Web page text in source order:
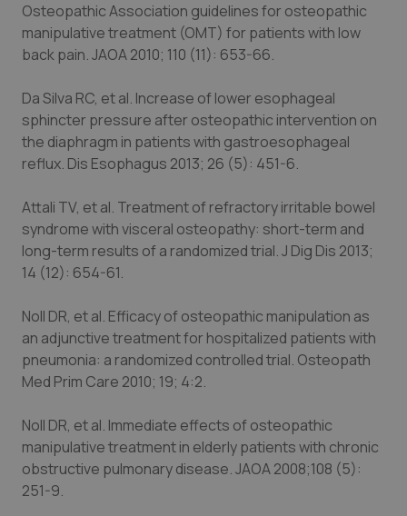
Osteopathic Association guidelines for osteopathic
manipulative treatment (OMT) for patients with low
back pain. JAOA 2010; 110 (11): 653-66.
Da Silva RC, et al. Increase of lower esophageal
sphincter pressure after osteopathic intervention on
the diaphragm in patients with gastroesophageal
reflux. Dis Esophagus 2013; 26 (5): 451-6.
Attali TV, et al. Treatment of refractory irritable bowel
syndrome with visceral osteopathy: short-term and
long-term results of a randomized trial. J Dig Dis 2013;
14 (12): 654-61.
Noll DR, et al. Efficacy of osteopathic manipulation as
an adjunctive treatment for hospitalized patients with
pneumonia: a randomized controlled trial. Osteopath
Med Prim Care 2010; 19; 4:2.
Noll DR, et al. Immediate effects of osteopathic
manipulative treatment in elderly patients with chronic
obstructive pulmonary disease. JAOA 2008;108 (5):
251-9.
CookieScriptConsent
CookieScript
tracking-sites-ironfish-
tracking-sites-ironfish-